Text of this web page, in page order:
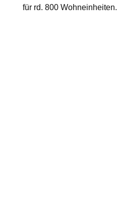
für rd. 800 Wohneinheiten.